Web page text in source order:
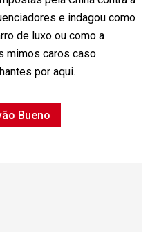
e indagou como
de luxo ou como a
mimos caros caso
por aqui.
Bueno